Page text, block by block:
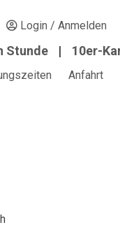
Login / Anmelden
Stunde 10er-
Anfahrt